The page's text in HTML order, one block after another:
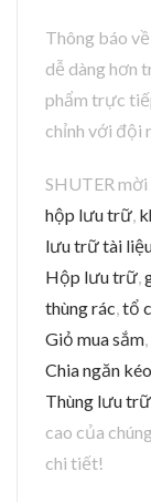
Thông báo
dễ dàng hơn
phẩm trực
chỉnh với đội
SHUTER mời
hộp lưu trữ,
lưu trữ tài
Hộp lưu trữ,
thùng rác,tổ
Giỏ mua sắm,
Chia ngăn kéo
Thùng lưu trữ
cao của
chi tiết!